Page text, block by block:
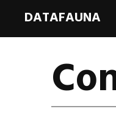
DATAFAUNA